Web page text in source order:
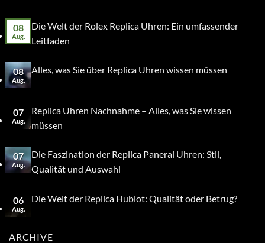
08
Aug.
Die Welt der Rolex Replica Uhren: Ein umfassender
Leitfaden
08
Aug.
Alles, was Sie über Replica Uhren wissen müssen
07
Aug.
Replica Uhren Nachnahme – Alles, was Sie wissen
müssen
07
Aug.
Die Faszination der Replica Panerai Uhren: Stil,
Qualität und Auswahl
06
Aug.
Die Welt der Replica Hublot: Qualität oder Betrug?
ARCHIVE